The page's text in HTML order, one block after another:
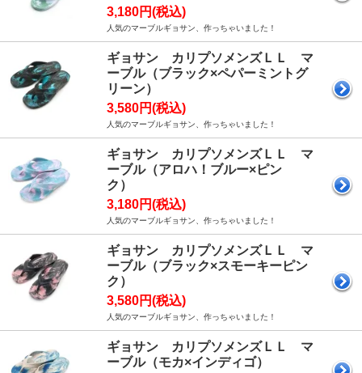
3,180円(税込)
人気のマーブルギョサン、作っちゃいました！
ギョサン カリプソメンズＬＬ マ
ーブル（ブラック×ペパーミントグ
リーン）
3,580円(税込)
人気のマーブルギョサン、作っちゃいました！
ギョサン カリプソメンズＬＬ マ
ーブル（アロハ！ブルー×ピン
ク）
3,180円(税込)
人気のマーブルギョサン、作っちゃいました！
ギョサン カリプソメンズＬＬ マ
ーブル（ブラック×スモーキーピン
ク）
3,580円(税込)
人気のマーブルギョサン、作っちゃいました！
ギョサン カリプソメンズＬＬ マ
ーブル（モカ×インディゴ）